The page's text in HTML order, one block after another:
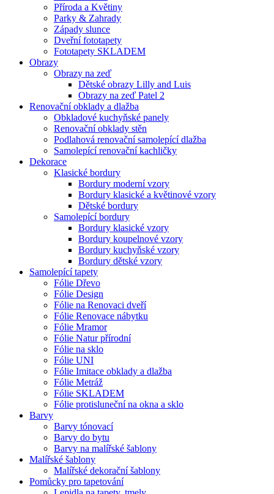
Příroda a Květiny
Parky & Zahrady
Západy slunce
Dveřní fototapety
Fototapety SKLADEM
Obrazy
Obrazy na zeď
Dětské obrazy Lilly and Luis
Obrazy na zeď Patel 2
Renovační obklady a dlažba
Obkladové kuchyňské panely
Renovační obklady stěn
Podlahová renovační samolepící dlažba
Samolepící renovační kachličky
Dekorace
Klasické bordury
Bordury moderní vzory
Bordury klasické a květinové vzory
Dětské bordury
Samolepící bordury
Bordury klasické vzory
Bordury koupelnové vzory
Bordury kuchyňské vzory
Bordury dětské vzory
Samolepící tapety
Fólie Dřevo
Fólie Design
Fólie na Renovaci dveří
Fólie Renovace nábytku
Fólie Mramor
Fólie Natur přírodní
Fólie na sklo
Fólie UNI
Fólie Imitace obklady a dlažba
Fólie Metráž
Fólie SKLADEM
Fólie protisluneční na okna a sklo
Barvy
Barvy tónovací
Barvy do bytu
Barvy na malířské šablony
Malířské šablony
Malířské dekorační šablony
Pomůcky pro tapetování